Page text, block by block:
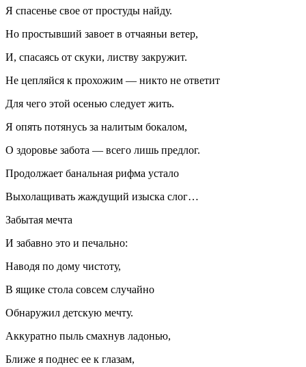
Я спасенье свое от простуды найду.
Но простывший завоет в отчаяньи ветер,
И, спасаясь от скуки, листву закружит.
Не цепляйся к прохожим — никто не ответит
Для чего этой осенью следует жить.
Я опять потянусь за налитым бокалом,
О здоровье забота — всего лишь предлог.
Продолжает банальная рифма устало
Выхолащивать жаждущий изыска слог…
Забытая мечта
И забавно это и печально:
Наводя по дому чистоту,
В ящике стола совсем случайно
Обнаружил детскую мечту.
Аккуратно пыль смахнув ладонью,
Ближе я поднес ее к глазам,